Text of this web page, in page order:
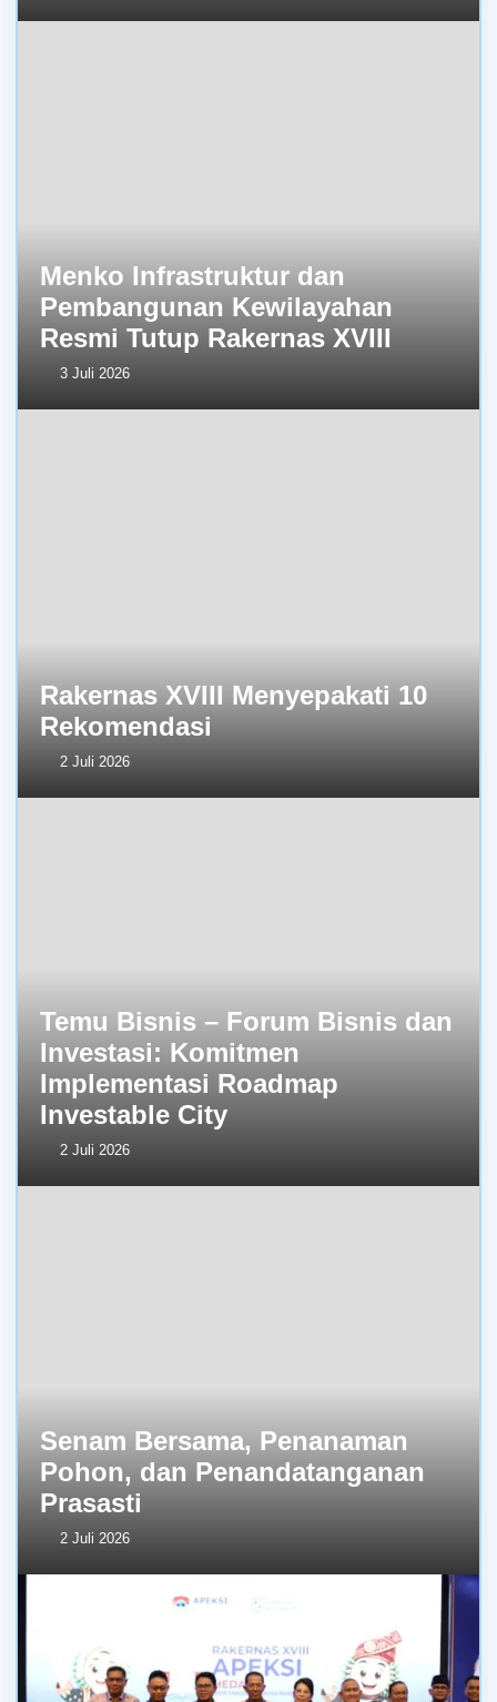
Menko Infrastruktur dan
Pembangunan Kewilayahan
Resmi Tutup Rakernas XVIII
3 Juli 2026
Rakernas XVIII Menyepakati 10
Rekomendasi
2 Juli 2026
Temu Bisnis – Forum Bisnis dan
Investasi: Komitmen
Implementasi Roadmap
Investable City
2 Juli 2026
Senam Bersama, Penanaman
Pohon, dan Penandatanganan
Prasasti
2 Juli 2026